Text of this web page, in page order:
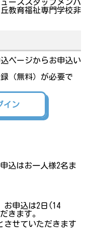
ーススタッフメンバ
教育福祉専門学校非
ページからお申込い
（無料）が必要で
イン
込はお一人様2名ま
お申込は2日(14
きます。
させていただきます